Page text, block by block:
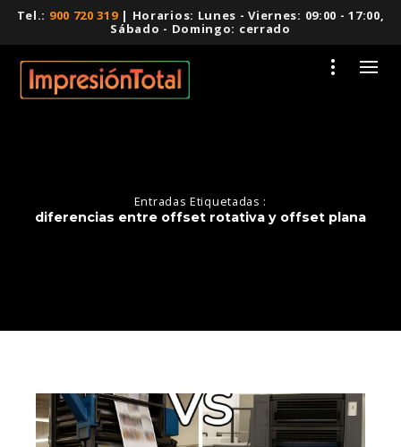
Tel.: 900 720 319| Horarios: Lunes - Viernes: 09:00 - 17:00,
Sábado - Domingo: cerrado
Entradas Etiquetadas :
diferencias entre offset rotativa y offset plana